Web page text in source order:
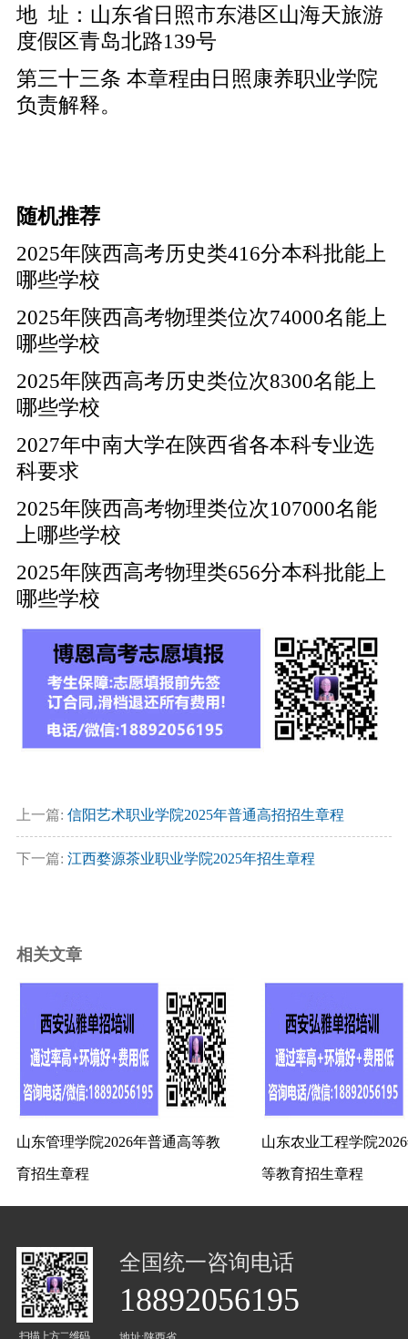
地 址：山东省日照市东港区山海天旅游
度假区青岛北路139号
第三十三条 本章程由日照康养职业学院
负责解释。
随机推荐
2025年陕西高考历史类416分本科批能上
哪些学校
2025年陕西高考物理类位次74000名能上
哪些学校
2025年陕西高考历史类位次8300名能上
哪些学校
2027年中南大学在陕西省各本科专业选
科要求
2025年陕西高考物理类位次107000名能
上哪些学校
2025年陕西高考物理类656分本科批能上
哪些学校
上一篇: 信阳艺术职业学院2025年普通高招招生章程
下一篇: 江西婺源茶业职业学院2025年招生章程
相关文章
山东管理学院2026年普通高等教
育招生章程
山东农业工程学院
等教育招生章程
扫描上方二维码
全国统一咨询电话
18892056195